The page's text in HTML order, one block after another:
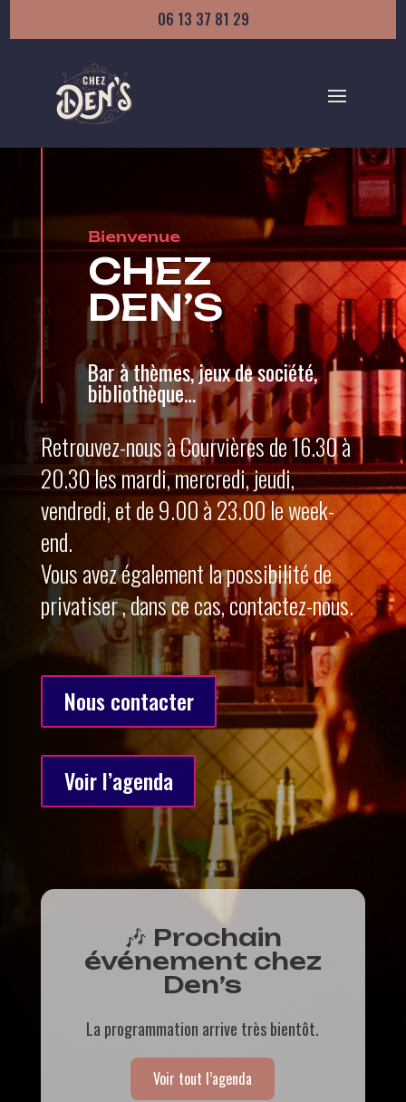
06 13 37 81 29
Bienvenue
CHEZ
DEN’S
Bar à thèmes, jeux de société,
bibliothèque…
Retrouvez-nous à Courvières de 16.30 à
20.30 les mardi, mercredi, jeudi,
vendredi, et de 9.00 à 23.00 le week-
end.
Vous avez également la possibilité de
privatiser , dans ce cas, contactez-nous.
Nous contacter
Voir l’agenda
🎶 Prochain
événement chez
Den’s
La programmation arrive très bientôt.
Voir tout l’agenda